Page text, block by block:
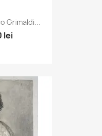
Grimaldi...
lei